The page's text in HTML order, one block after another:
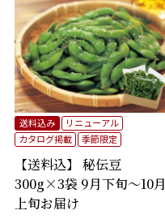
【送料込】 秘伝豆
300g×3袋 9月下旬～10月
上旬お届け
送料込み
リニューアル
カタログ掲載
季節限定